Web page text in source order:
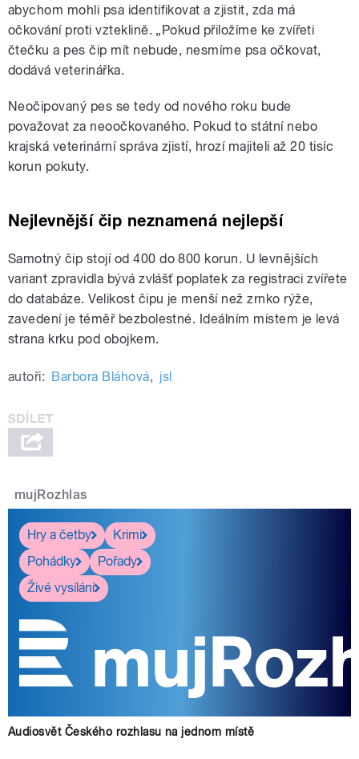
abychom mohli psa identifikovat a zjistit, zda má
očkování proti vzteklině. „Pokud přiložíme ke zvířeti
čtečku a pes čip mít nebude, nesmíme psa očkovat,
dodává veterinářka.
Neočipovaný pes se tedy od nového roku bude
považovat za neoočkovaného. Pokud to státní nebo
krajská veterinární správa zjistí, hrozí majiteli až 20 tisíc
korun pokuty.
Nejlevnější čip neznamená nejlepší
Samotný čip stojí od400 do800 korun. U levnějších
variant zpravidla bývá zvlášť poplatek za registraci zvířete
do databáze. Velikost čipu je menší než zrnko rýže,
zavedení je téměř bezbolestné. Ideálním místem je levá
strana krku pod obojkem.
autoři: Barbora Bláhová, jsl
mujRozhlas
Hry a četby
Krimi
Pohádky
Pořady
Živé vysílání
Audiosvět Českého rozhlasu na jednom místě